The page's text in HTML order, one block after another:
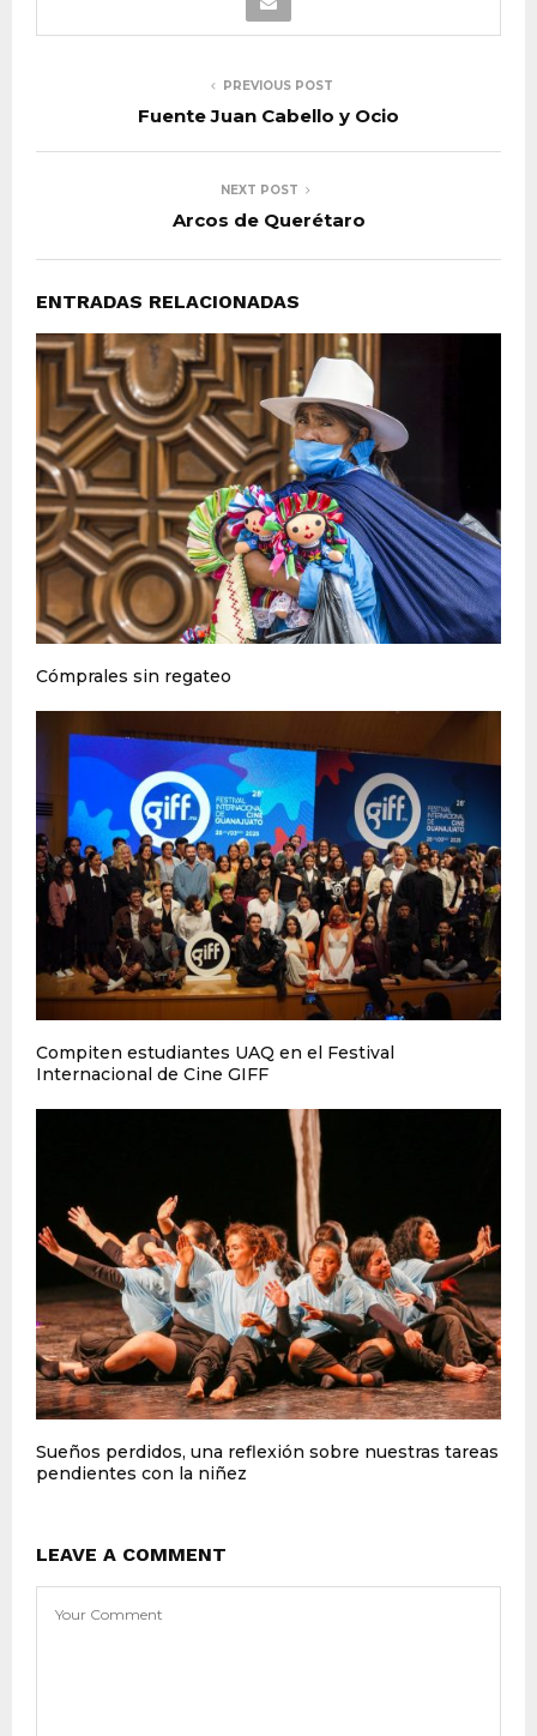
PREVIOUS POST
Fuente Juan Cabello y Ocio
NEXT POST
Arcos de Querétaro
ENTRADAS RELACIONADAS
Cómprales sin regateo
Compiten estudiantes UAQ en el Festival
Internacional de Cine GIFF
Sueños perdidos, una reflexión sobre nuestras tareas
pendientes con la niñez
LEAVE A COMMENT